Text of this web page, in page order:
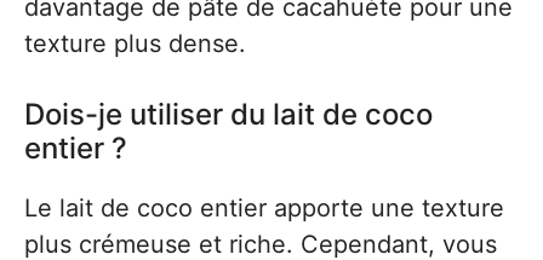
davantage de pâte de cacahuète pour une
texture plus dense.
Dois-je utiliser du lait de coco
entier ?
Le lait de coco entier apporte une texture
plus crémeuse et riche. Cependant, vous